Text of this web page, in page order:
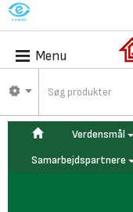
M
Menu
Verdensmål
Samarbejdspartnere